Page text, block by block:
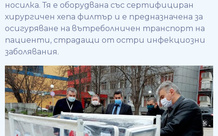
носилка. Тя е оборудвана със сертифициран
хирургичен хепа филтър и е предназначена за
осигуряване на вътреболничен транспорт на
пациенти, страдащи от остри инфекциозни
заболявания.